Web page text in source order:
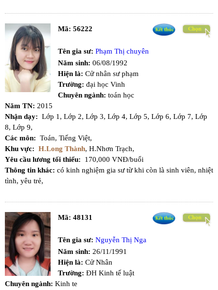
Mã: 56222
Tên gia sư: Phạm Thị chuyên
Năm sinh: 06/08/1992
Hiện là: Cử nhân sư phạm
Trường: đại học Vinh
Chuyên ngành: toán học
Năm TN: 2015
Nhận dạy: Lớp 1, Lớp 2, Lớp 3, Lớp 4, Lớp 5, Lớp 6, Lớp 7, Lớp
8, Lớp 9,
Các môn: Toán, Tiếng Việt,
Khu vực: H.Long Thành, H.Nhơn Trạch,
Yêu cầu lương tối thiểu:
170,000 VNĐ/buổi
Thông tin khác: có kinh nghiệm gia sư từ khi còn là sinh viên, nhiệt
tình, yêu trẻ,
Mã: 48131
Tên gia sư: Nguyễn Thị Nga
Năm sinh: 26/11/1991
Hiện là: Cử Nhân
Trường: ĐH Kinh tế luật
Chuyên ngành: Kinh te